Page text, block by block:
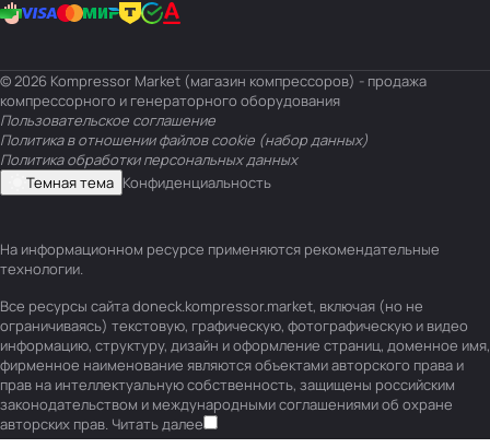
© 2026 Kompressor Market (магазин компрессоров) - продажа
компрессорного и генераторного оборудования
Пользовательское соглашение
Политика в отношении файлов cookie (набор данных)
Политика обработки персональных данных
Темная тема Конфиденциальность
На информационном ресурсе применяются рекомендательные
технологии.
Все ресурсы сайта doneck.kompressor.market, включая (но не
ограничиваясь) текстовую, графическую, фотографическую и видео
информацию, структуру, дизайн и оформление страниц, доменное имя,
фирменное наименование являются объектами авторского права и
прав на интеллектуальную собственность, защищены российским
законодательством и международными соглашениями об охране
авторских прав. Читать далее